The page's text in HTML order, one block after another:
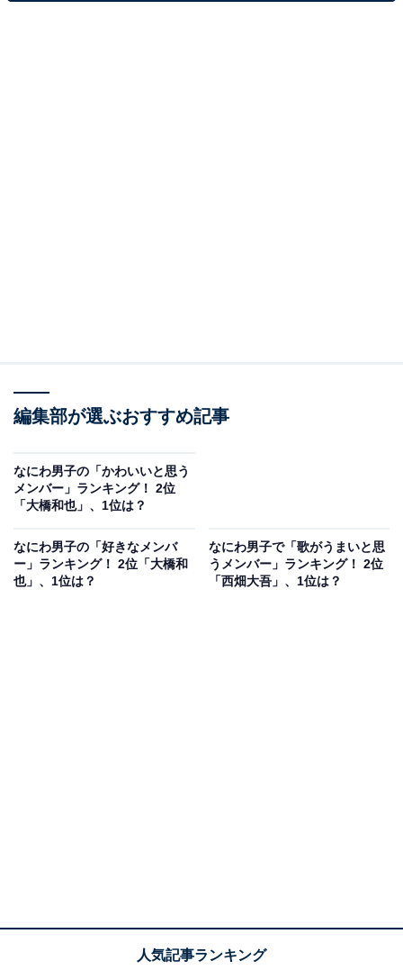
としても有名。セルフプロデュースが上手で「おしゃ
回答者からは「美容やメイクなどを独自に研究してい
て、とてもオシャレだと思います」（30代女性／大阪
大人っぽいコーデも着こなせるし、メイクや小物の取り
入れ方も上手。自分の見せ方をちゃんと理解してるタイ
編集部が選ぶおすすめ記事
なにわ男子の「かわいいと思う
メンバー」ランキング！ 2位
「大橋和也」、1位は？
なにわ男子の「好きなメンバ
ー」ランキング！ 2位「大橋和
也」、1位は？
なにわ男子で「歌がうまいと思
うメンバー」ランキング！ 2位
「西畑大吾」、1位は？